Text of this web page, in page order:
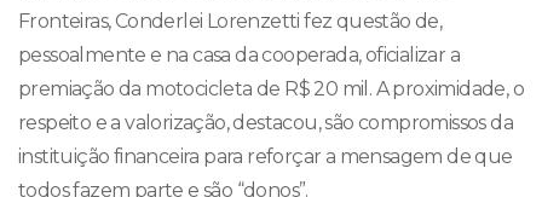
Fronteiras, Conderlei Lorenzetti fez questão de,
pessoalmente e na casa da cooperada, oficializar a
premiação da motocicleta de R$ 20 mil. A proximidade, o
respeito e a valorização, destacou, são compromissos da
instituição financeira para reforçar a mensagem de que
todos fazem parte e são “donos”.